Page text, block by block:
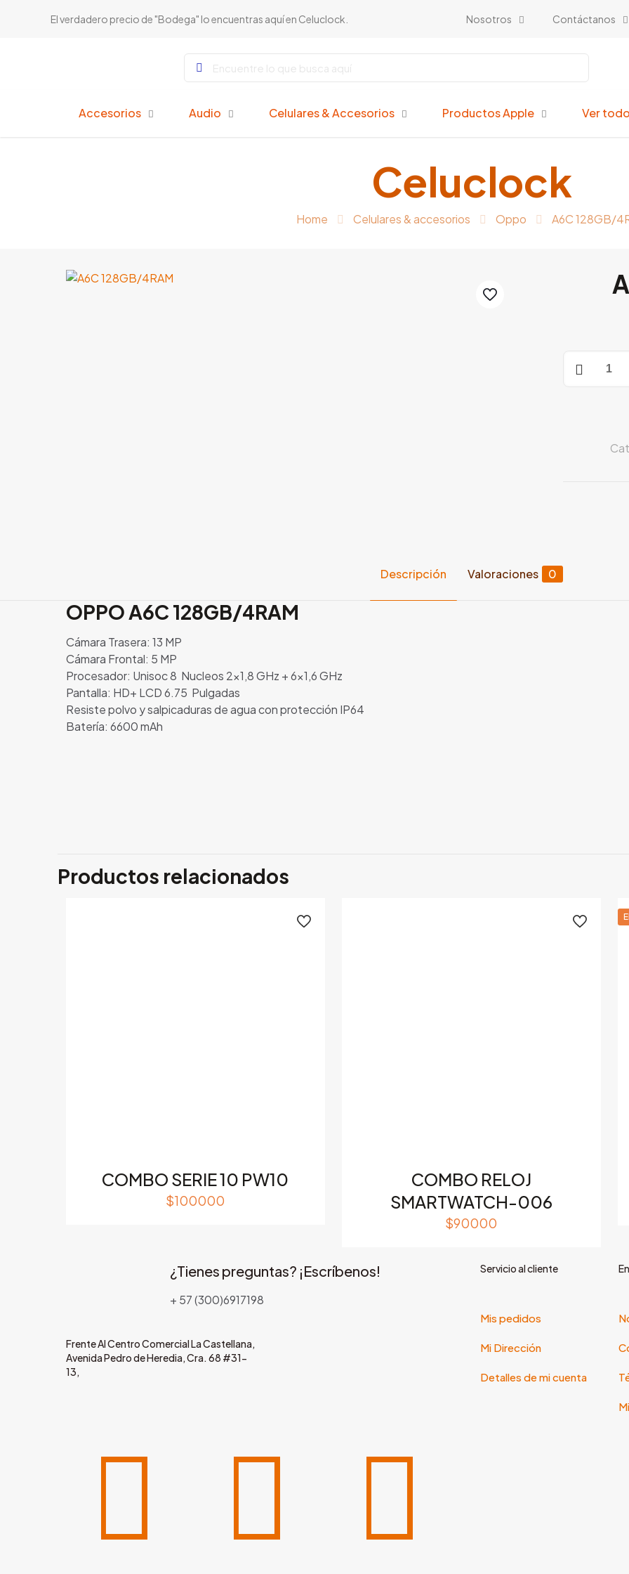
El verdadero precio de "Bodega" lo encuentras aquí en Celuclock. Nosotros Contáctanos
Accesorios Audio Celulares & Accesorios Productos Apple Ver todo
Celuclock
Home Celulares & accesorios Oppo A6C 128GB/
128GB/4RAM
Descripción Valoraciones 0
OPPOA6C 128GB/4RAM
Cámara Trasera: 13 MP
Cámara Frontal: 5 MP
Procesador: Unisoc 8 Nucleos 2×1,8 GHz + 6×1,6 GHz
Pantalla: HD+ LCD 6.75 Pulgadas
Resiste polvo y salpicaduras de agua con protección IP64
Batería: 6600 mAh
Productos relacionados
COMBO SERIE 10 PW10
$100000
COMBO RELOJ
SMARTWATCH-006
$90000
¿Tienes preguntas? ¡Escríbenos!
+ 57 (300)6917198
Frente Al Centro Comercial La Castellana,
Avenida Pedro de Heredia, Cra. 68 #31-
13,
Servicio al cliente
Mis pedidos
Mi Dirección
Detalles de mi cuenta